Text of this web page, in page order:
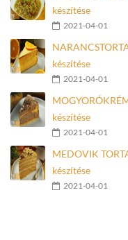
készítése
2021-04-01
készítése
2021-04-01
készítése
2021-04-01
MEDOVIK
készítése
2021-04-01